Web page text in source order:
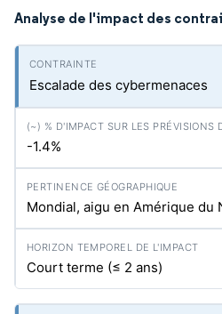
Analyse de l'impact des
Escalade des cybermenaces
-1.4%
Mondial, aigu en Amérique du
Court terme (≤ 2 ans)